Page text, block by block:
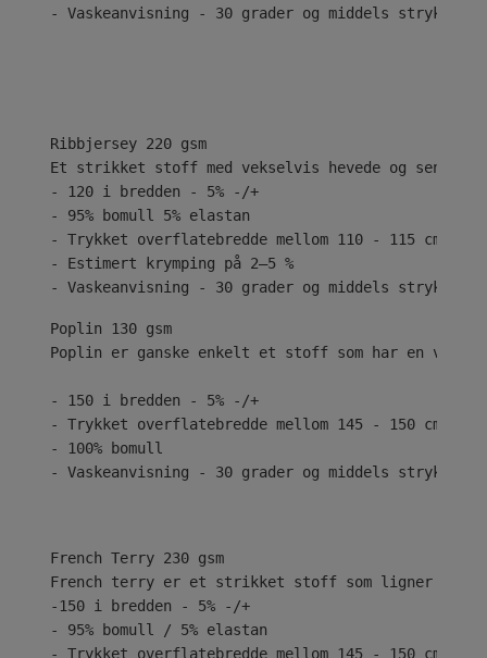
- Vaskeanvisning - 30 grader og middels stryk
Ribbjersey 220 gsm
Et strikket stoff med vekselvis hevede og
- 120 i bredden - 5% -/+
- 95% bomull 5% elastan
- Trykket overflatebredde mellom 110 - 115 cm
- Estimert krymping på 2–5 %
- Vaskeanvisning - 30 grader og middels stryk
Poplin 130 gsm
Poplin er ganske enkelt et stoff som har en
- 150 i bredden - 5% -/+
- Trykket overflatebredde mellom 145 - 150 cm
- 100% bomull
- Vaskeanvisning - 30 grader og middels stryk
French Terry 230 gsm
French terry er et strikket stoff som ligner på
-150 i bredden - 5% -/+
- 95% bomull / 5% elastan
- Trykket overflatebredde mellom 145 - 150 cm